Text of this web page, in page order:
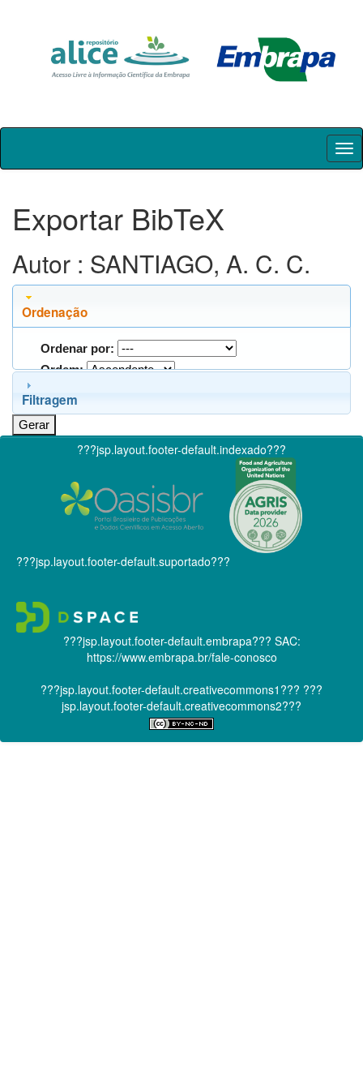
Skip
Exportar BibTeX
Autor : SANTIAGO, A. C. C.
Ordenação
Ordenar por:
Ordem:
Filtragem
???jsp.layout.footer-default.indexado???
???jsp.layout.footer-default.suportado???
???jsp.layout.footer-default.embrapa??? SAC:
https://www.embrapa.br/fale-conosco
???jsp.layout.footer-default.creativecommons1??? ???
jsp.layout.footer-default.creativecommons2???